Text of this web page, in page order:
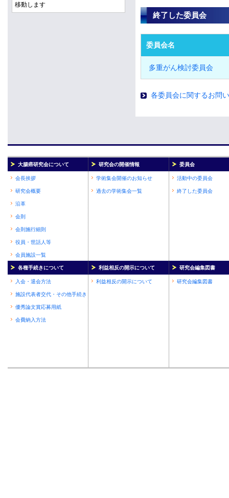
終了した委員会
委員会名
多重がん検討委員会
各委員会に関するお問
移動します
大腸癌研究会について 研究会の開催情報 委員会
会長挨拶
研究会概要
沿革
会則
会則施行細則
役員・世話人等
会員施設一覧
学術集会開催のお知らせ
過去の学術集会一覧
活動中の委員会
終了した委員会
各種手続きについて 利益相反の開示について 研究会編集図書
入会・退会方法
施設代表者交代・その他手続き
優秀論文賞応募用紙
会費納入方法
利益相反の開示について 研究会編集図書